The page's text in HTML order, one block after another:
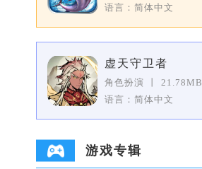
语言：简体中文
虚天守卫者
角色扮演
21.78MB
语言：简体中文
游戏专辑